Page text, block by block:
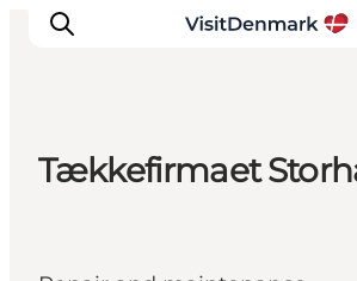
Aktiviteter
Tækkefirmaet